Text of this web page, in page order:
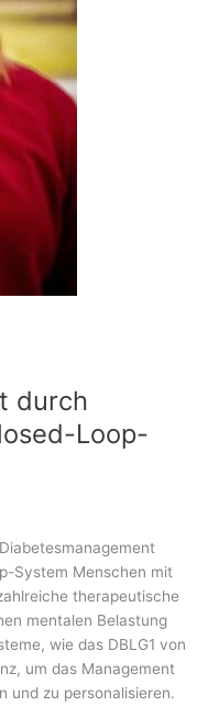
durch
Loop-
System Menschen mit
therapeutische
mentalen Belastung
wie das DBLG1 von
um das Management
und zu personalisieren.